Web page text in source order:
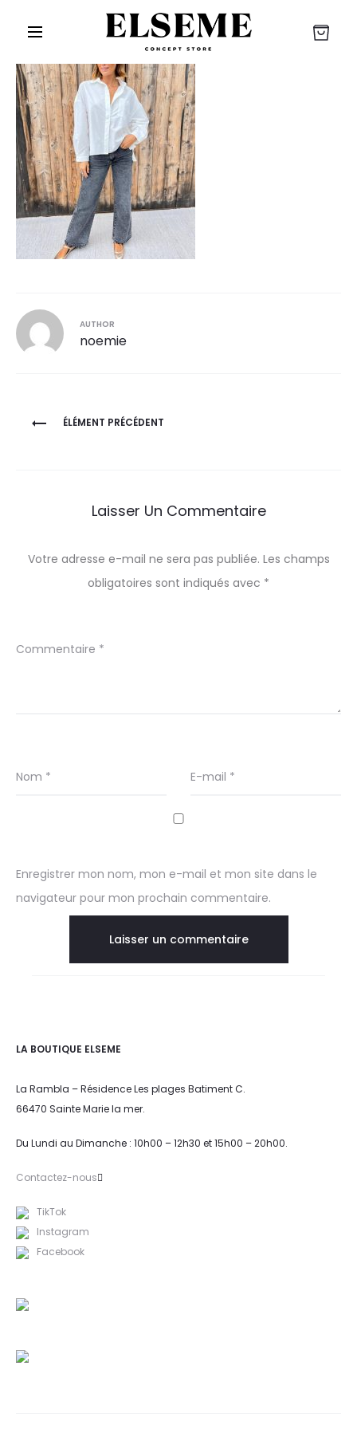
AUTHOR
noemie
Navigation
de
ÉLÉMENT PRÉCÉDENT
Laisser Un Commentaire
Votre adresse e-mail ne sera pas publiée. Les champs
obligatoires sont indiqués avec *
Commentaire *
Nom * E-mail *
Enregistrer mon nom, mon e-mail et mon site dans le
navigateur pour mon prochain commentaire.
LA BOUTIQUE ELSEME
La Rambla – Résidence Les plages Batiment C.
66470 Sainte Marie la mer.
Du Lundi au Dimanche : 10h00 – 12h30 et 15h00 – 20h00.
Contactez-nous
TikTok
Instagram
Facebook